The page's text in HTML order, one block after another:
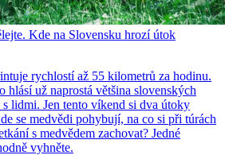
Kde na Slovensku hrozí útok
rychlostí až 55 kilometrů za hodinu.
hlásí už naprostá většina slovenských
lidmi. Jen tento víkend si dva útoky
se medvědi pohybují, na co si při túrách
s medvědem zachovat? Jedné
vyhněte.